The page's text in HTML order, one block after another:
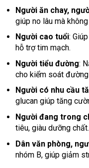
Người ăn chay,
giúp no lâu mà
Người cao tuổi:
hỗ trợ tim mạch.
Người tiểu đường:
cho kiểm soát đường
Người có nhu cầu
glucan giúp tăng
Người đang trong
tiêu, giàu dưỡng chất.
Dân văn phòng,
nhóm B, giúp giảm